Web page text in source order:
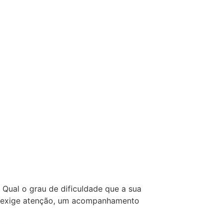
o grau de dificuldade que a sua
atenção, um acompanhamento